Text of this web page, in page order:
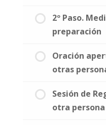
2º Paso.
preparación
Oración
otras
Sesión de
otra persona